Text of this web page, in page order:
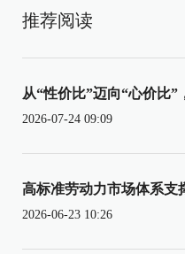
推荐阅读
从“性价比”迈向“心价比”
2026-07-24 09:09
高标准劳动力市场体系支
2026-06-23 10:26